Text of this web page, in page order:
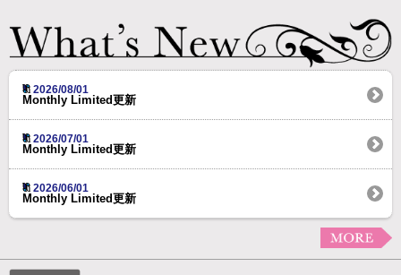
2026/08/01
Monthly Limited更新
2026/07/01
Monthly Limited更新
2026/06/01
Monthly Limited更新